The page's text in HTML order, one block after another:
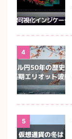
4
5